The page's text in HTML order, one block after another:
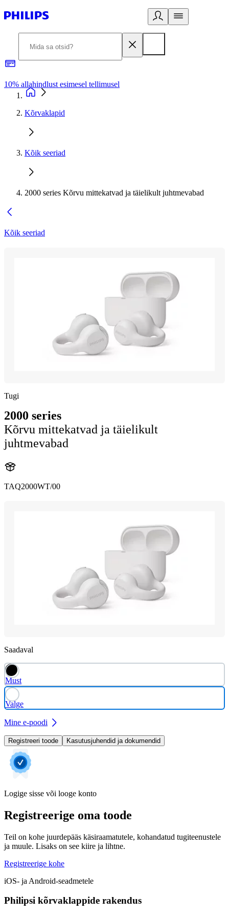
10% allahindlust esimesel tellimusel
Kõrvaklapid
Kõik seeriad
2000 series Kõrvu mittekatvad ja täielikult juhtmevabad
Kõik seeriad
Tugi
2000 series
Kõrvu mittekatvad ja täielikult
juhtmevabad
TAQ2000WT/00
Saadaval
Must
Valge
Mine e-poodi
Registreeri toode Kasutusjuhendid ja dokumendid
Logige sisse või looge konto
Registreerige oma toode
Teil on kohe juurdepääs käsiraamatutele, kohandatud tugiteenustele
ja muule. Lisaks on see kiire ja lihtne.
Registreerige kohe
iOS- ja Android-seadmetele
Philipsi kõrvaklappide rakendus